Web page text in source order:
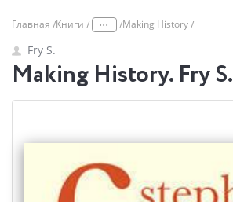
Главная Книги ... Making History
Fry S.
Making History. Fry S.